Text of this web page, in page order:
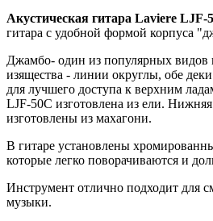
Акустическая гитара Laviere LJF-
гитара с удобной формой корпуса
Джамбо- один из популярных видов
изящества - линии округлы, обе
для лучшего доступа к верхним
LJF-50C изготовлена из ели.
изготовлены из махагони.
В гитаре установлены
которые легко поворачиваются и
Инструмент отлично подходит для
музыки.